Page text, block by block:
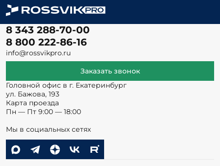
8 343 288-70-00
8 800 222-86-16
info@rossvikpro.ru
Заказать звонок
Головной офис в г. Екатеринбург
ул. Бажова, 193
Карта проезда
Пн — Пт 9:00 — 18:00
Мы в социальных сетях